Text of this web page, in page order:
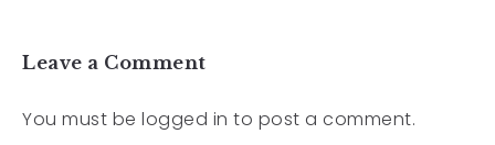
Leave a Comment
You must be logged in to post a comment.